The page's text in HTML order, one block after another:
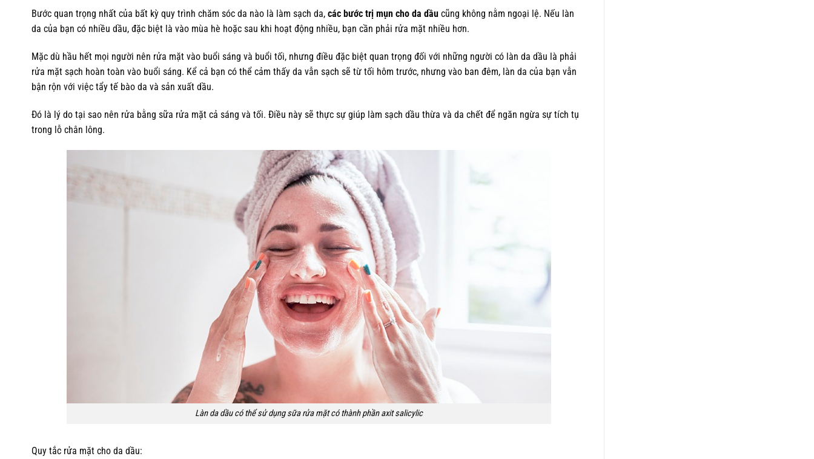
Bước quan trọng nhất của bất kỳ quy trình chăm sóc da nào là làm sạch da, các bước trị mụn cho da dầu cũng không nằm ngoại lệ. Nếu làn
da của bạn có nhiều dầu, đặc biệt là vào mùa hè hoặc sau khi hoạt động nhiều, bạn cần phải rửa mặt nhiều hơn.
Mặc dù hầu hết mọi người nên rửa mặt vào buổi sáng và buổi tối, nhưng điều đặc biệt quan trọng đối với những người có làn da dầu là phải
rửa mặt sạch hoàn toàn vào buổi sáng. Kể cả bạn có thể cảm thấy da vẫn sạch sẽ từ tối hôm trước, nhưng vào ban đêm, làn da của bạn vẫn
bận rộn với việc tẩy tế bào da và sản xuất dầu.
Đó là lý do tại sao nên rửa bằng sữa rửa mặt cả sáng và tối. Điều này sẽ thực sự giúp làm sạch dầu thừa và da chết để ngăn ngừa sự tích tụ
trong lỗ chân lông.
Làn da dầu có thể sử dụng sữa rửa mặt có thành phần axit salicylic
Quy tắc rửa mặt cho da dầu: